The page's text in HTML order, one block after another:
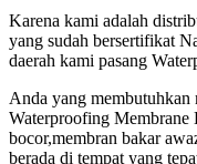
Karena kami adalah
yang sudah bersertifikat
daerah kami pasang
Anda yang membutuhkan
Waterproofing Membrane
bocor,membran bakar
berada di tempat yang